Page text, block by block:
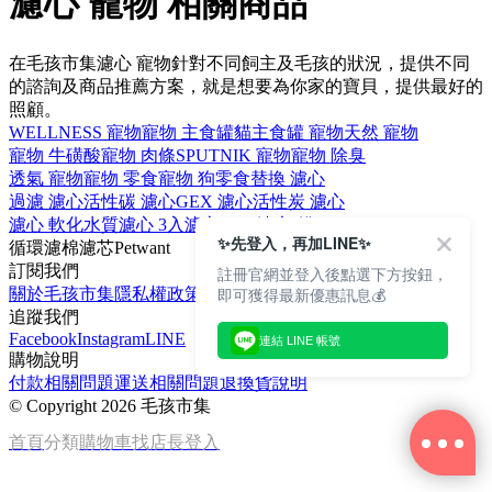
在毛孩市集濾心 寵物針對不同飼主及毛孩的狀況，提供不同
的諮詢及商品推薦方案，就是想要為你家的寶貝，提供最好的
照顧。
WELLNESS 寵物寵物 主食罐貓主食罐 寵物天然 寵物
寵物 牛磺酸寵物 肉條SPUTNIK 寵物寵物 除臭
透氣 寵物寵物 零食寵物 狗零食替換 濾心
過濾 濾心活性碳 濾心GEX 濾心活性炭 濾心
濾心 軟化水質濾心 3入濾心 Catit
循環濾棉濾芯Petwant
訂閱我們
關於毛孩市集隱私權政策
文章
追蹤我們
FacebookInstagramLINE
購物說明
付款相關問題運送相關問題退換貨說明
© Copyright 2026 毛孩市集
首頁分類購物車找店長登入
✨先登入，再加LINE✨
註冊官網並登入後點選下方按鈕，
即可獲得最新優惠訊息💰
連結 LINE 帳號